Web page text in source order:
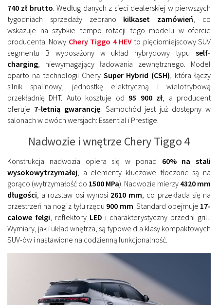
740 zł brutto. Według danych z sieci dealerskiej w pierwszych
tygodniach sprzedaży zebrano kilkaset zamówień, co
wskazuje na szybkie tempo rotacji tego modelu w ofercie
producenta. Nowy Chery Tiggo 4 HEVto pięciomiejscowy SUV
segmentu B wyposażony w układ hybrydowy typu self-
charging, niewymagający ładowania zewnętrznego. Model
oparto na technologii CherySuper Hybrid (CSH), która łączy
silnik spalinowy, jednostkę elektryczną i wielotrybową
przekładnię DHT. Auto kosztuje od 95 900 zł, a producent
oferuje 7-letnią gwarancję. Samochód jest już dostępny w
salonach w dwóch wersjach: Essential i Prestige.
Nadwozie i wnętrze Chery Tiggo 4
Konstrukcja nadwozia opiera się w ponad 60% na stali
wysokowytrzymałej, a elementy kluczowe tłoczone są na
gorąco (wytrzymałość do 1500 MPa). Nadwozie mierzy 4320 mm
długości, a rozstaw osi wynosi 2610 mm, co przekłada się na
przestrzeń na nogi z tyłu rzędu 900 mm. Standard obejmuje 17-
calowe felgi, reflektory LED i charakterystyczny przedni grill.
Wymiary, jak i układ wnętrza, są typowe dla klasy kompaktowych
SUV-ów i nastawione na codzienną funkcjonalność.